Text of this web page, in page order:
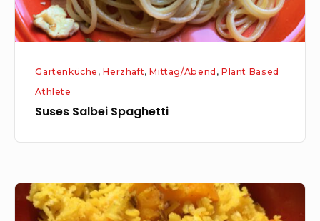
Gartenküche ,Herzhaft,Mittag/Abend ,Plant Based
Athlete
Suses Salbei Spaghetti
Schnelles
Kitchari